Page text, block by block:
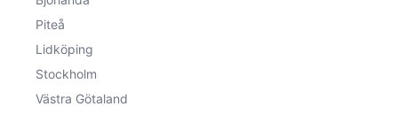
Piteå
Lidköping
Stockholm
Västra Götaland